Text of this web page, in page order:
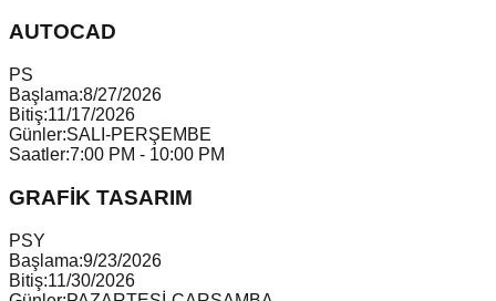
AUTOCAD
PS
Başlama:8/27/2026
Bitiş:11/17/2026
Günler:SALI-PERŞEMBE
Saatler:7:00 PM - 10:00 PM
GRAFİK TASARIM
PSY
Başlama:9/23/2026
Bitiş:11/30/2026